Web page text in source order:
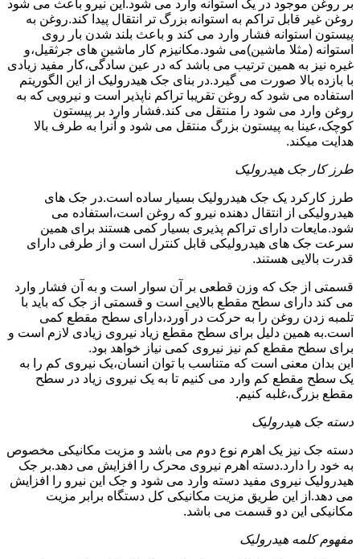
بر روغن موجود در یک استوانه وارد می شود.این نیرو باعث می شود
روغن غیر قابل تراکم به استوانه بزرگ تر انتقال پیدا کند.روغن به
پیستون استوانه فشار وارد می کند و باعث بلند شدن بار روی
استوانه (مثلا ماشین)می شود.مکانیزم کار ماشین های جرثقیل،و
غیره نیز به همین ترتیب می باشد که در عین سادگی،کار مفید زیادی
با بازده بالا صورت می گیرد.در بنای جک هیدرولیک از این الگوریتم
استفاده می شود که روغن تقریبا تراکم ناپذیر است و نیرویی که به
روغن وارد می شود را منتقل می کند.فشار وارد بر پیستون
کوچک،عینا به پیستون بزرگ منتقل می شود و آنرا به طرف بالا
هدایت میکند.
طرز کار جک هیدرولیک
طرز کارکرد یک جک هیدرولیک بسیار ساده است.در جک های
هیدرولیکی از انتقال دهنده نیرو که روغن است،استفاده می
شود.مایعات دارای تراکم پذیری بسیار کمی هستند برای همین
سرعت جک های هیدرولیکی قابل کنترل است و از طرفی دارای
قدرت بالایی هستند.
قسمتی از جک که وزن قطعی بر آن سوار است و به آن فشار وارد
می کند دارای سطح مقطع بالایی است و قسمتی از جک که باید با
تلمبه زدن روغن را به حرکت در آورد،دارای سطح مقطع کمی
است.به همین دلیل برای سطح مقطع زیاد نیروی زیادی لازم است و
برای سطح مقطع کم نیز نیروی کمی نیاز خواهد بود.
این بدان معنی است که متناسب با توان انسان،یک نیروی کم را به
یک سطح مقطع کم وارد می کنیم تا به یک نیروی زیاد در سطح
مقطع بزرگ،غلبه کنیم.
دسته جک هیدرولیک
دسته جک نیز یک اهرم نوع دوم می باشد و مزیت مکانیکی مخصوص
به خود را دارد.دسته اهرم نیروی محرک را افزایش می دهد.بر جک
هیدرولیک نیروی مفید دسته وارد می شود و جک این نیرو را افزایش
می دهد.از این طریق مزیت مکانیکی کل دستگاه برابر مزیت
مکانیکی این دو قسمت می باشد.
مفهوم کلمه هیدرولیک